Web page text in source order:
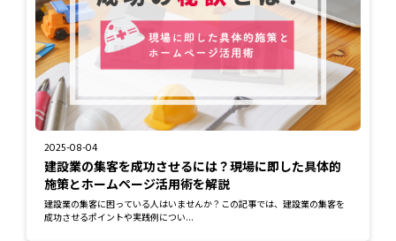
2025-08-04
建設業の集客を成功させるには？現場に即した具体的
施策とホームページ活用術を解説
建設業の集客に困っている人はいませんか？この記事では、建設業の集客を
成功させるポイントや実践例につい...